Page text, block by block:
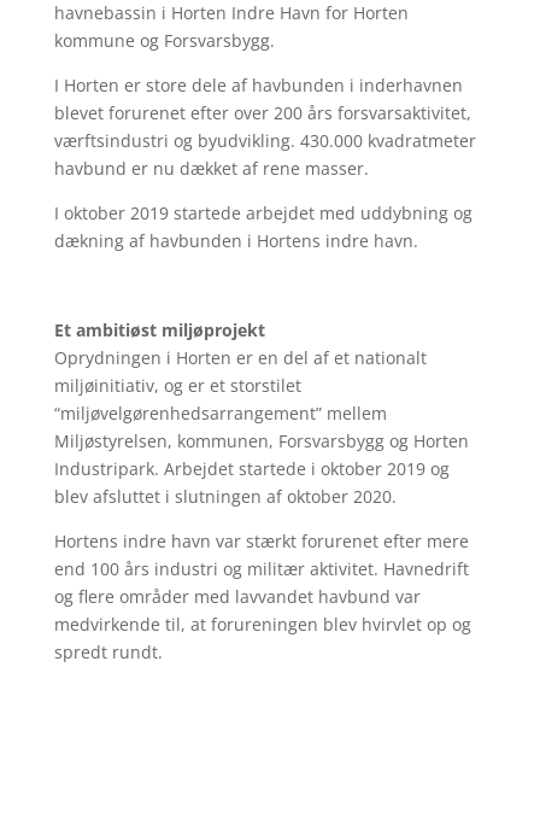
havnebassin i Horten Indre Havn for Horten
kommune og Forsvarsbygg.
I Horten er store dele af havbunden i inderhavnen
blevet forurenet efter over 200 års forsvarsaktivitet,
værftsindustri og byudvikling. 430.000 kvadratmeter
havbund er nu dækket af rene masser.
I oktober 2019 startede arbejdet med uddybning og
dækning af havbunden i Hortens indre havn.
Et ambitiøst miljøprojekt
Oprydningen i Horten er en del af et nationalt
miljøinitiativ, og er et storstilet
“miljøvelgørenhedsarrangement” mellem
Miljøstyrelsen, kommunen, Forsvarsbygg og Horten
Industripark. Arbejdet startede i oktober 2019 og
blev afsluttet i slutningen af ​​oktober 2020.
Hortens indre havn var stærkt forurenet efter mere
end 100 års industri og militær aktivitet. Havnedrift
og flere områder med lavvandet havbund var
medvirkende til, at forureningen blev hvirvlet op og
spredt rundt.